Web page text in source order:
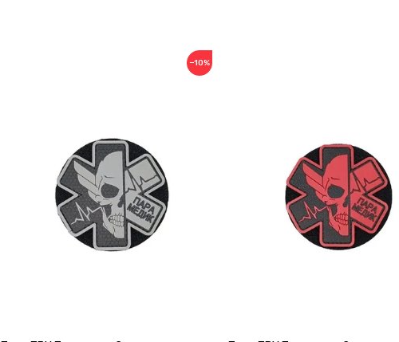
−10%